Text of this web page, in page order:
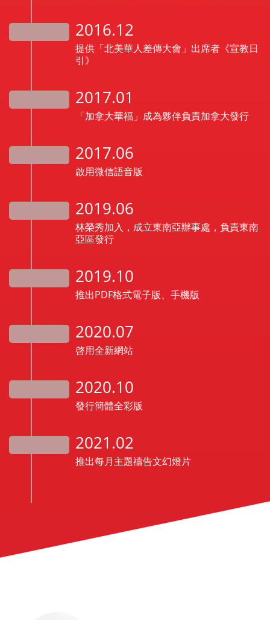
2016.12
提供「北美華人差傳大會」出席者《宣教日
引》
2017.01
「加拿大華福」成為夥伴負責加拿大發行
2017.06
啟用微信語音版
2019.06
林榮秀加入，成立東南亞辦事處，負責東南
亞區發行
2019.10
推出PDF格式電子版、手機版
2020.07
啓用全新網站
2020.10
發行簡體全彩版
2021.02
推出每月主題禱告文幻燈片